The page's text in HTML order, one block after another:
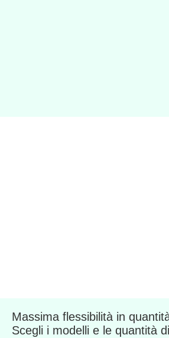
Massima flessibilità in
Scegli i modelli e le quantità